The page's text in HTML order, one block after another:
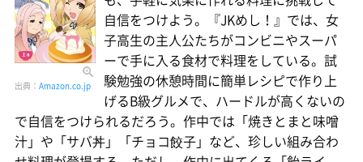
出典： Amazon.co.jp
自信をつけよう。『JKめし！』では、女
子高生の主人公たちがコンビニやスーパ
ーで手に入る食材で料理をしている。試
験勉強の休憩時間に簡単レシピで作り上
げるB級グルメで、ハードルが高くないの
で自信をつけられるだろう。作中では「焼きとまと味噌
汁」や「サバ丼」「チョコ餃子」など、珍しい組み合わ